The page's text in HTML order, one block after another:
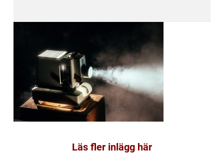
Läs fler inlägg här